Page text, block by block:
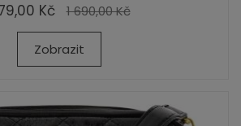
Kč
1 690,00 Kč
Zobrazit